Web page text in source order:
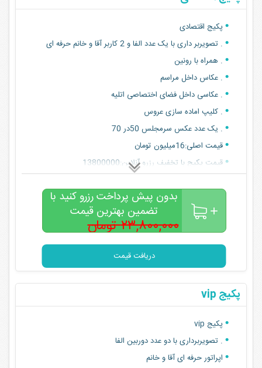
پکیج اقتصادی
. تصویربر داری با یک عدد الفا و 2 کاربر آقا و خانم حرفه ای
. همراه با رونین
. عکاس داخل مراسم
. عکاسی داخل فضای اختصاصی اتلیه
. کلیپ اماده سازی عروس
. یک عدد عکس سرمجلس 50در 70
قیمت اصلی:16میلیون تومان
قیمت پکیج با تخفیف رزرو آنلاین:13800000
بدون پیش پرداخت رزرو کنید با
تضمین بهترین قیمت
۲۳,۸۰۰,۰۰۰ تومان
۱۳,۸۰۰,۰۰۰تومان
دریافت قیمت
پکیج vip
پکیج vip
. تصویربرداری با دو عدد دوربین الفا
اپراتور حرفه ای آقا و خانم